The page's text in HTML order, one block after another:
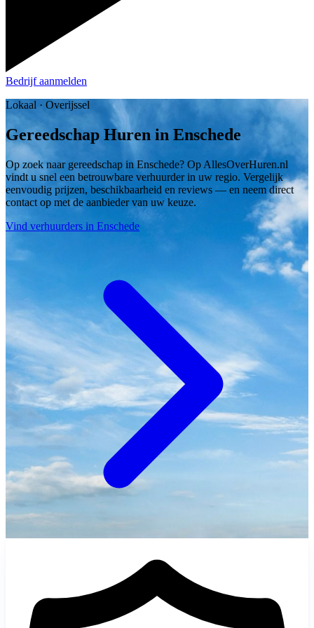
Bedrijf aanmelden
Lokaal · Overijssel
Gereedschap Huren in Enschede
Op zoek naar gereedschap in Enschede? Op AllesOverHuren.nl
vindt u snel een betrouwbare verhuurder in uw regio. Vergelijk
eenvoudig prijzen, beschikbaarheid en reviews — en neem direct
contact op met de aanbieder van uw keuze.
Vind verhuurders in Enschede